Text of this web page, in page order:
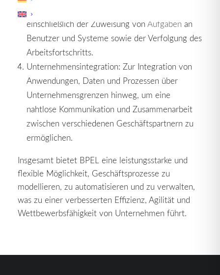
einschließlich der Zuweisung von Aufgaben an
Benutzer und Systeme sowie der Verfolgung des
Arbeitsfortschritts.
Unternehmensintegration: Zur Integration von
Anwendungen, Daten und Prozessen über
Unternehmensgrenzen hinweg, um eine
nahtlose Kommunikation und Zusammenarbeit
zwischen verschiedenen Geschäftspartnern zu
ermöglichen.
Insgesamt bietet BPEL eine leistungsstarke und
flexible Möglichkeit, Geschäftsprozesse zu
modellieren, zu automatisieren und zu verwalten,
was zu einer verbesserten Effizienz, Agilität und
Wettbewerbsfähigkeit von Unternehmen führt.